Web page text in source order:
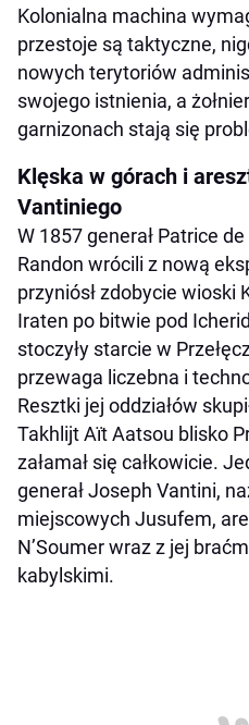
Kolonialna machina
przestoje są taktyczne,
nowych terytoriów
swojego istnienia, a
garnizonach stają się
Klęska w górach i
Vantiniego
W 1857 generał Patrice
Randon wrócili z nową
przyniósł zdobycie wioski
Iraten po bitwie pod
stoczyły starcie w
przewaga liczebna i
Resztki jej oddziałów
Takhlijt Aït Aatsou blisko
załamał się całkowicie.
generał Joseph Vantini,
miejscowych Jusufem,
N’Soumer wraz z jej
kabylskimi.